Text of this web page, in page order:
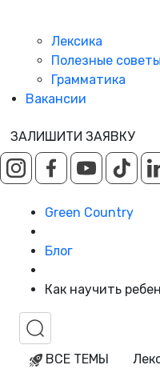
Лексика
Полезные советы
Грамматика
Вакансии
ЗАЛИШИТИ ЗАЯВКУ
Green Country
Блог
Как научить
ВСЕ ТЕМЫ